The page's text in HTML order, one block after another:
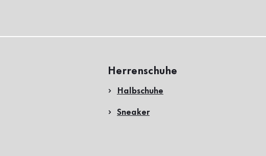
Herrenschuhe
Halbschuhe
Sneaker